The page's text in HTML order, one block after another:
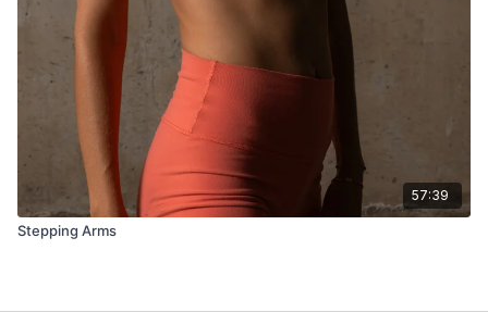
57:39
Stepping Arms